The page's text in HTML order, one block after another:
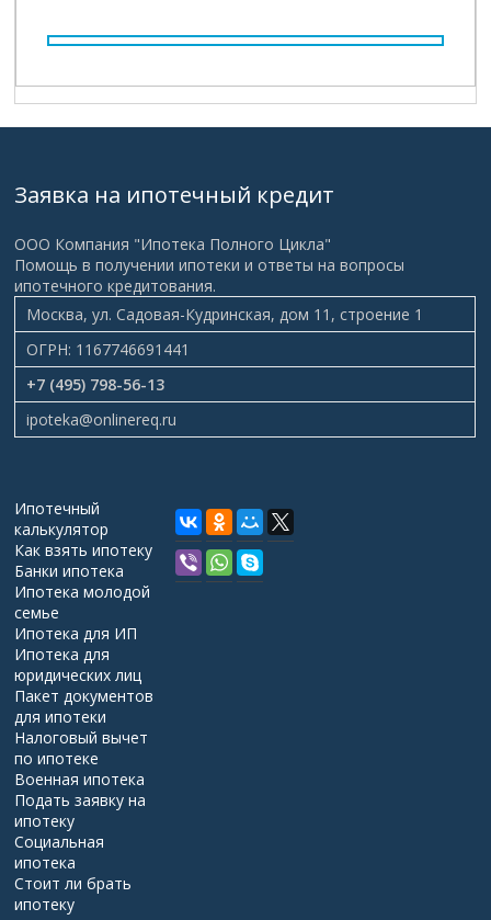
Заявка на ипотечный кредит
ООО Компания "Ипотека Полного Цикла"
Помощь в получении ипотеки и ответы на вопросы
ипотечного кредитования.
Москва, ул. Садовая-Кудринская, дом 11, строение 1
ОГРН: 1167746691441
+7 (495) 798-56-13
ipoteka@onlinereq.ru
Ипотечный
калькулятор
Как взять ипотеку
Банки ипотека
Ипотека молодой
семье
Ипотека для ИП
Ипотека для
юридических лиц
Пакет документов
для ипотеки
Налоговый вычет
по ипотеке
Военная ипотека
Подать заявку на
ипотеку
Социальная
ипотека
Стоит ли брать
ипотеку